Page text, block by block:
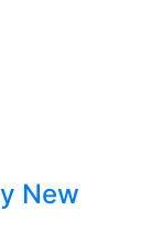
New